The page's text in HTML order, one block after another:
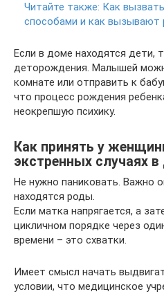
Читайте также: Как
способами и как вызывают
Если в доме находятся дети,
деторождения. Малышей
комнате или отправить к
что процесс рождения
неокрепшую психику.
Как принять у
экстренных случаях
Не нужно паниковать. Важно
находятся роды.
Если матка напрягается, а
цикличном порядке через
времени – это схватки.
Имеет смысл начать
условии, что медицинское